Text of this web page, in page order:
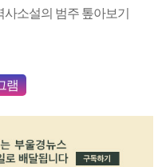
소설의 범주 톺아보기
램